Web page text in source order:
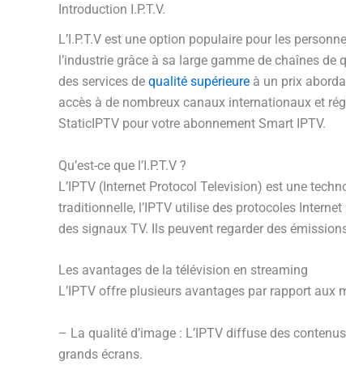
Introduction I.P.T.V.
L’I.P.T.V est une option populaire pour les
l’industrie grâce à sa large gamme de chaînes
des services de qualité supérieure à un prix
accès à de nombreux canaux internationaux et
StaticIPTV pour votre abonnement Smart IPTV.
Qu’est-ce que l’I.P.T.V ?
L’IPTV (Internet Protocol Television) est une
traditionnelle, l’IPTV utilise des protocoles
des signaux TV. Ils peuvent regarder des
Les avantages de la télévision en streaming
L’IPTV offre plusieurs avantages par rapport
– La qualité d’image : L’IPTV diffuse des
grands écrans.